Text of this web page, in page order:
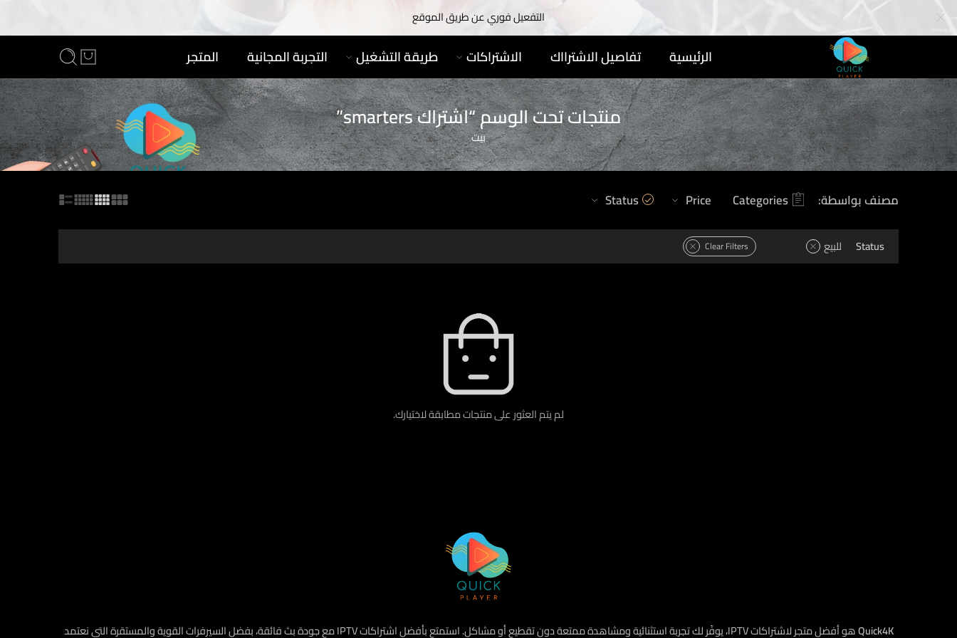
التفعيل فوري عن طريق الموقع
الرئيسية تفاصيل الاشترااك الاشتراكات طريقة التشغيل التجربة المجانية المتجر
منتجات تحت الوسم “اشتراك smarters”
بيت
مصنف بواسطة: Categories
Price
Status
Status للبيع Clear Filters
لم يتم العثور على منتجات مطابقة لاختيارك.
Quick4K
هو أفضل متجر لاشتراكات IPTV، يوفّر لك تجربة استثنائية ومشاهدة ممتعة دون تقطيع أو مشاكل. استمتع بأفضل اشتراكات IPTV مع جودة بث فائقة، بفضل السيرفرات القوية والمستقرة التي نعتمد